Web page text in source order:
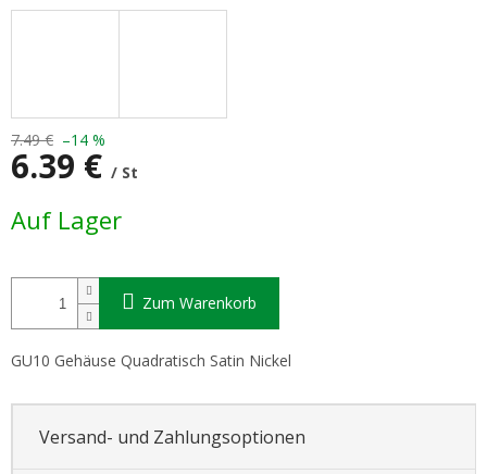
7.49 € –14 %
6.39 € / St
Auf Lager
Zum Warenkorb
GU10 Gehäuse Quadratisch Satin Nickel
Versand- und Zahlungsoptionen